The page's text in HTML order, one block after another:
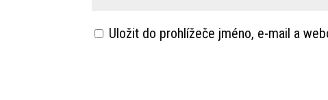
Uložit do prohlížeče jméno, e-mail a